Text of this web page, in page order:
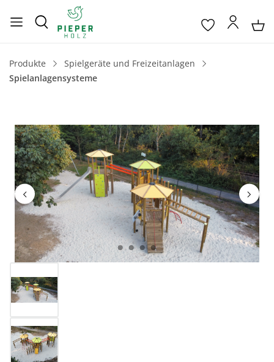
Produkte
Spielgeräte und Freizeitanlagen
Spielanlagensysteme
Bildergalerie überspringen